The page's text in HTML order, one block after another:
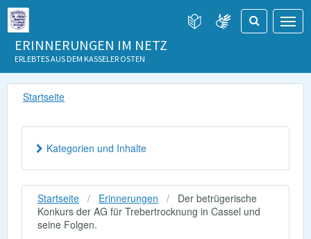
ERINNERUNGEN IM NETZ
ERLEBTES AUS DEM KASSELER OSTEN
Startseite
Startseite Erinnerungen
Der betrügerische
Konkurs der AG für Trebertrocknung in Cassel und
seine Folgen.
Kategorien und Inhalte